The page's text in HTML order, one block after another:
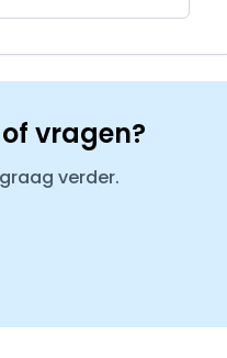
vragen?
verder.